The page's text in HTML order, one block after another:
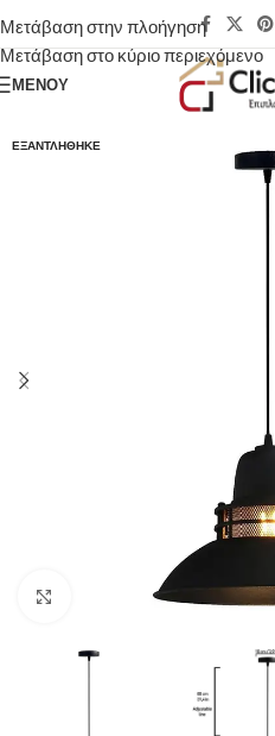
Μετάβαση στην πλοήγηση
Μετάβαση στο κύριο περιεχόμενο
ΜΕΝΟΎ
ΕΞΑΝΤΛΉΘΗΚΕ
Κάντε κλικ για μεγέθυνση